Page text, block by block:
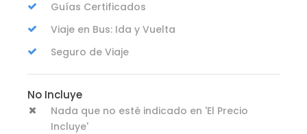
Guías Certificados
Viaje en Bus: Ida y Vuelta
Seguro de Viaje
No Incluye
Nada que no esté indicado en 'El Precio
Incluye'